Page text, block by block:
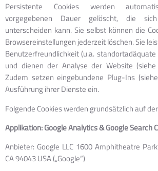
Persistente Cookies werden
vorgegebenen Dauer gelöscht, die
unterscheiden kann. Sie selbst können die
Browsereinstellungen jederzeit löschen. Sie
Benutzerfreundlichkeit (u.a.
und dienen der Analyse der Website (siehe
Zudem setzen eingebundene Plug-Ins
Ausführung ihrer Dienste ein.
Folgende Cookies werden grundsätzlich auf
Applikation: Google Analytics & Google Search
Anbieter: Google LLC 1600 Amphitheatre
CA 94043 USA („Google“)